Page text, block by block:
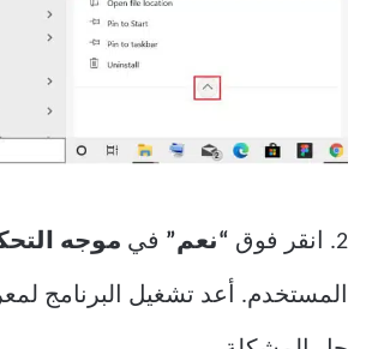
2. انقر فوق “نعم” في موجه
المستخدم. أعد تشغيل البرنامج